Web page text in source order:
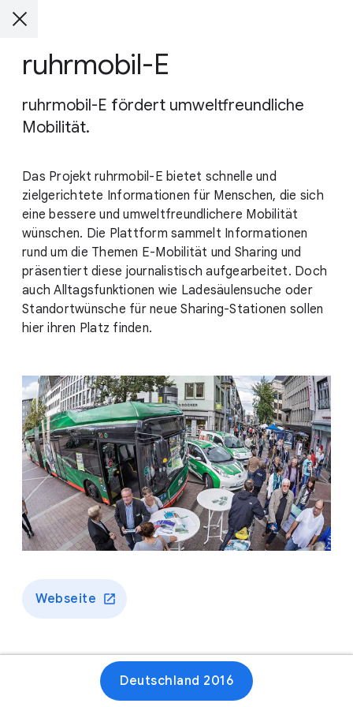
ruhrmobil-E
ruhrmobil-E fördert umweltfreundliche
Mobilität.
Das Projekt ruhrmobil-E bietet schnelle und
zielgerichtete Informationen für Menschen, die sich
eine bessere und umweltfreundlichere Mobilität
wünschen. Die Plattform sammelt Informationen
rund um die Themen E-Mobilität und Sharing und
präsentiert diese journalistisch aufgearbeitet. Doch
auch Alltagsfunktionen wie Ladesäulensuche oder
Standortwünsche für neue Sharing-Stationen sollen
hier ihren Platz finden.
Webseite
Deutschland 2016